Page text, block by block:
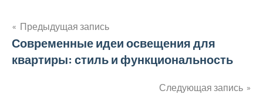
Навигация
по
Предыдущая запись
Современные идеи освещения для
квартиры: стиль и функциональность
Следующая запись